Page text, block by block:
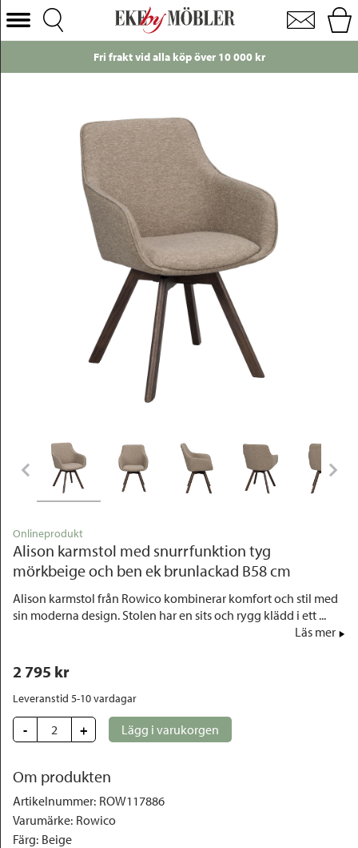
Alison karmstol med snurrfunktion tyg mörkbeige och ben ek
Välj Kategori
Just nu!Endast 49 kr i frakt till
Onlineprodukt
Alison karmstol med snurrfunktion tyg
mörkbeige och ben ek brunlackad B58 cm
Alison karmstol från Rowico kombinerar komfort och stil med
sin moderna design. Stolen har en sits och rygg klädd i ett ...
Läs mer
2 795 kr
Leveranstid 5-10 vardagar
- + Lägg i varukorgen
Om produkten
Artikelnummer: ROW117886
Varumärke: Rowico
Färg: Beige